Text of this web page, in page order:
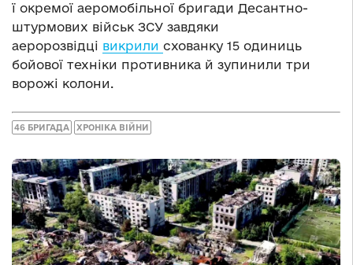
ї окремої аеромобільної бригади Десантно-
штурмових військ ЗСУ завдяки
аеророзвідці викрили схованку 15 одиниць
бойової техніки противника й зупинили три
ворожі колони.
46 БРИГАДА ХРОНІКА ВІЙНИ